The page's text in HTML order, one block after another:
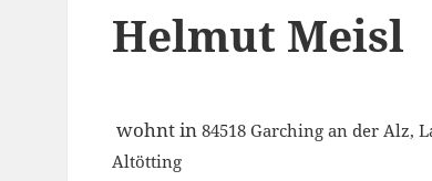
Helmut Meisl
wohnt in 84518 Garching an der Alz,
Altötting